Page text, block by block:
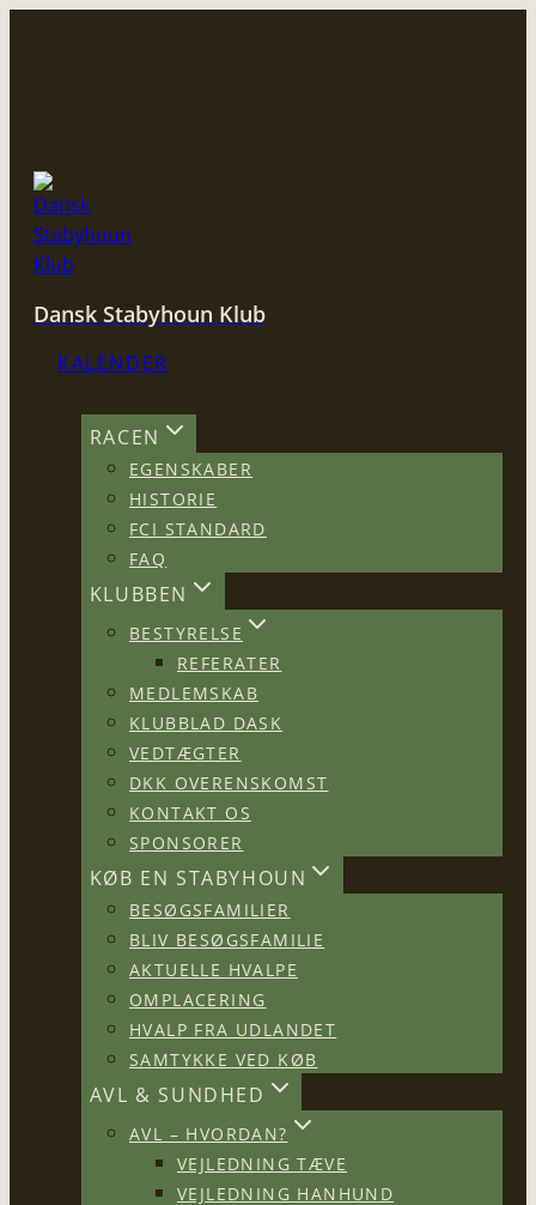
Dansk Stabyhoun Klub
KALENDER
RACEN
EGENSKABER
HISTORIE
FCI STANDARD
FAQ
KLUBBEN
BESTYRELSE
REFERATER
MEDLEMSKAB
KLUBBLAD DASK
VEDTÆGTER
DKK OVERENSKOMST
KONTAKT OS
SPONSORER
KØB EN STABYHOUN
BESØGSFAMILIER
BLIV BESØGSFAMILIE
AKTUELLE HVALPE
OMPLACERING
HVALP FRA UDLANDET
SAMTYKKE VED KØB
AVL & SUNDHED
AVL – HVORDAN?
VEJLEDNING TÆVE
VEJLEDNING HANHUND